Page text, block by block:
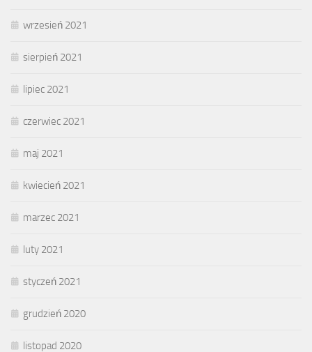
wrzesień 2021
sierpień 2021
lipiec 2021
czerwiec 2021
maj 2021
kwiecień 2021
marzec 2021
luty 2021
styczeń 2021
grudzień 2020
listopad 2020